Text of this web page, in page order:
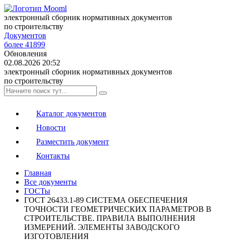
электронный сборник нормативных документов
по строительству
Документов
более 41899
Обновления
02.08.2026 20:52
электронный сборник нормативных документов
по строительству
Каталог документов
Новости
Разместить документ
Контакты
Главная
Все документы
ГОСТы
ГОСТ 26433.1-89 СИСТЕМА ОБЕСПЕЧЕНИЯ
ТОЧНОСТИ ГЕОМЕТРИЧЕСКИХ ПАРАМЕТРОВ В
СТРОИТЕЛЬСТВЕ. ПРАВИЛА ВЫПОЛНЕНИЯ
ИЗМЕРЕНИЙ. ЭЛЕМЕНТЫ ЗАВОДСКОГО
ИЗГОТОВЛЕНИЯ